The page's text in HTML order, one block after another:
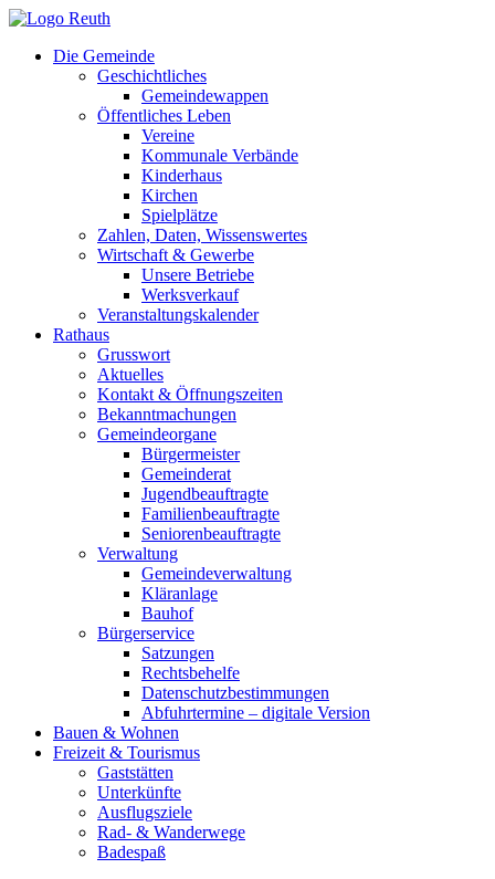
Zum
springenDie Gemeinde
Geschichtliches
Gemeindewappen
Öffentliches Leben
Vereine
Kommunale Verbände
Kinderhaus
Kirchen
Spielplätze
Zahlen, Daten, Wissenswertes
Wirtschaft & Gewerbe
Unsere Betriebe
Werksverkauf
Veranstaltungskalender
Rathaus
Grusswort
Aktuelles
Kontakt & Öffnungszeiten
Bekanntmachungen
Gemeindeorgane
Bürgermeister
Gemeinderat
Jugendbeauftragte
Familienbeauftragte
Seniorenbeauftragte
Verwaltung
Gemeindeverwaltung
Kläranlage
Bauhof
Bürgerservice
Satzungen
Rechtsbehelfe
Datenschutzbestimmungen
Abfuhrtermine – digitale Version
Bauen & Wohnen
Freizeit & Tourismus
Gaststätten
Unterkünfte
Ausflugsziele
Rad- & Wanderwege
Badespaß